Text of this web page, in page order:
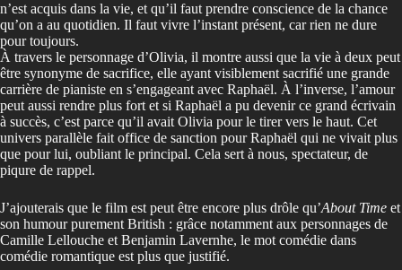
n’est acquis dans la vie, et qu’il faut prendre conscience de la chance
qu’on a au quotidien. Il faut vivre l’instant présent, car rien ne dure
pour toujours.
À travers le personnage d’Olivia, il montre aussi que la vie à deux peut
être synonyme de sacrifice, elle ayant visiblement sacrifié une grande
carrière de pianiste en s’engageant avec Raphaël. À l’inverse, l’amour
peut aussi rendre plus fort et si Raphaël a pu devenir ce grand écrivain
à succès, c’est parce qu’il avait Olivia pour le tirer vers le haut. Cet
univers parallèle fait office de sanction pour Raphaël qui ne vivait plus
que pour lui, oubliant le principal. Cela sert à nous, spectateur, de
piqure de rappel.
J’ajouterais que le film est peut être encore plus drôle qu’About Time et
son humour purement British : grâce notamment aux personnages de
Camille Lellouche et Benjamin Lavernhe, le mot comédie dans
comédie romantique est plus que justifié.